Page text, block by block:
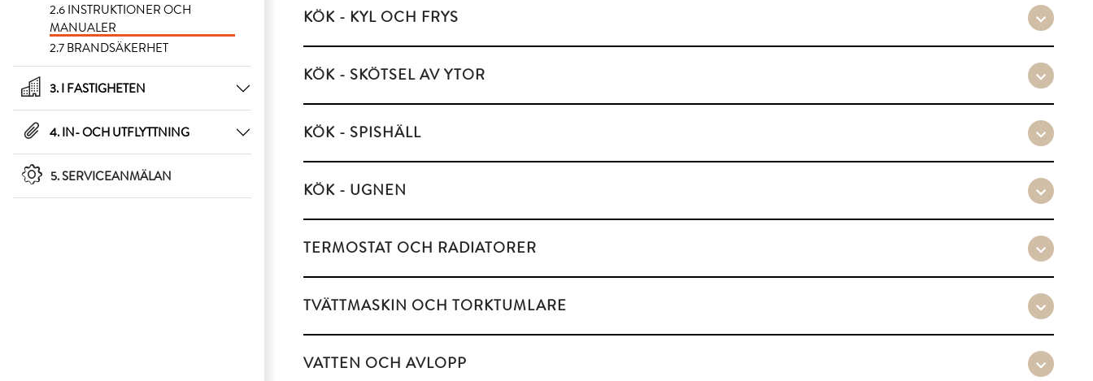
2.6 INSTRUKTIONER OCH
MANUALER
2.7 BRANDSÄKERHET
3. I FASTIGHETEN
4. IN- OCH UTFLYTTNING
5. SERVICEANMÄLAN
KÖK - KYL OCH FRYS
KÖK - SKÖTSEL AV YTOR
KÖK - SPISHÄLL
KÖK - UGNEN
TERMOSTAT OCH RADIATORER
TVÄTTMASKIN OCH TORKTUMLARE
VATTEN OCH AVLOPP